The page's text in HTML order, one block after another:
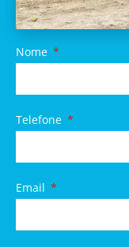
Nome
Telefone
Email